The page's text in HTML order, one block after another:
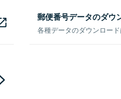
郵便番号データのダウ
各種データのダウンロー